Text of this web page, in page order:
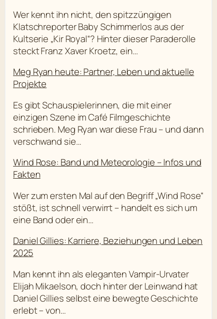
Wer kennt ihn nicht, den spitzzüngigen
Klatschreporter Baby Schimmerlos aus der
Kultserie „Kir Royal“? Hinter dieser Paraderolle
steckt Franz Xaver Kroetz, ein…
Meg Ryan heute: Partner, Leben und aktuelle
Projekte
Es gibt Schauspielerinnen, die mit einer
einzigen Szene im Café Filmgeschichte
schrieben. Meg Ryan war diese Frau – und dann
verschwand sie…
Wind Rose: Band und Meteorologie – Infos und
Fakten
Wer zum ersten Mal auf den Begriff „Wind Rose“
stößt, ist schnell verwirrt – handelt es sich um
eine Band oder ein…
Daniel Gillies: Karriere, Beziehungen und Leben
2025
Man kennt ihn als eleganten Vampir-Urvater
Elijah Mikaelson, doch hinter der Leinwand hat
Daniel Gillies selbst eine bewegte Geschichte
erlebt – von…